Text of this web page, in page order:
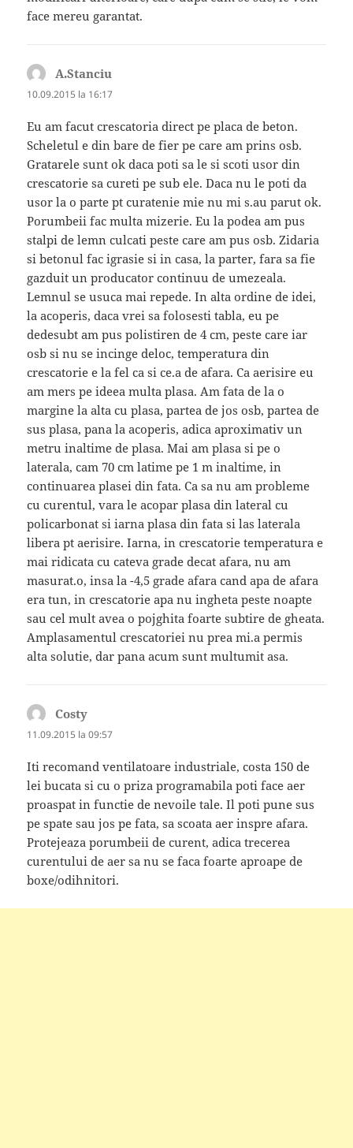
face mereu garantat.
A.Stanciu
10.09.2015 la 16:17
Eu am facut crescatoria direct pe placa de beton.
Scheletul e din bare de fier pe care am prins osb.
Gratarele sunt ok daca poti sa le si scoti usor din
crescatorie sa cureti pe sub ele. Daca nu le poti da
usor la o parte pt curatenie mie nu mi s.au parut ok.
Porumbeii fac multa mizerie. Eu la podea am pus
stalpi de lemn culcati peste care am pus osb. Zidaria
si betonul fac igrasie si in casa, la parter, fara sa fie
gazduit un producator continuu de umezeala.
Lemnul se usuca mai repede. In alta ordine de idei,
la acoperis, daca vrei sa folosesti tabla, eu pe
dedesubt am pus polistiren de 4 cm, peste care iar
osb si nu se incinge deloc, temperatura din
crescatorie e la fel ca si ce.a de afara. Ca aerisire eu
am mers pe ideea multa plasa. Am fata de la o
margine la alta cu plasa, partea de jos osb, partea de
sus plasa, pana la acoperis, adica aproximativ un
metru inaltime de plasa. Mai am plasa si pe o
laterala, cam 70 cm latime pe 1 m inaltime, in
continuarea plasei din fata. Ca sa nu am probleme
cu curentul, vara le acopar plasa din lateral cu
policarbonat si iarna plasa din fata si las laterala
libera pt aerisire. Iarna, in crescatorie temperatura e
mai ridicata cu cateva grade decat afara, nu am
masurat.o, insa la -4,5 grade afara cand apa de afara
era tun, in crescatorie apa nu ingheta peste noapte
sau cel mult avea o pojghita foarte subtire de gheata.
Amplasamentul crescatoriei nu prea mi.a permis
alta solutie, dar pana acum sunt multumit asa.
Costy
11.09.2015 la 09:57
Iti recomand ventilatoare industriale, costa 150 de
lei bucata si cu o priza programabila poti face aer
proaspat in functie de nevoile tale. Il poti pune sus
pe spate sau jos pe fata, sa scoata aer inspre afara.
Protejeaza porumbeii de curent, adica trecerea
curentului de aer sa nu se faca foarte aproape de
boxe/odihnitori.